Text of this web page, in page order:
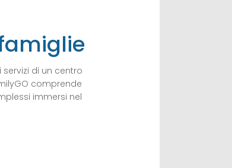
di un centro
comprende
immersi nel